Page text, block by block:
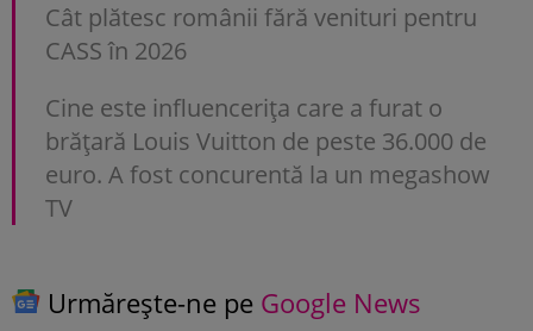
Cât plătesc românii fără venituri pentru
CASS în 2026
Cine este influencerița care a furat o
brățară Louis Vuitton de peste 36.000 de
euro. A fost concurentă la un megashow
TV
Urmărește-ne pe Google News